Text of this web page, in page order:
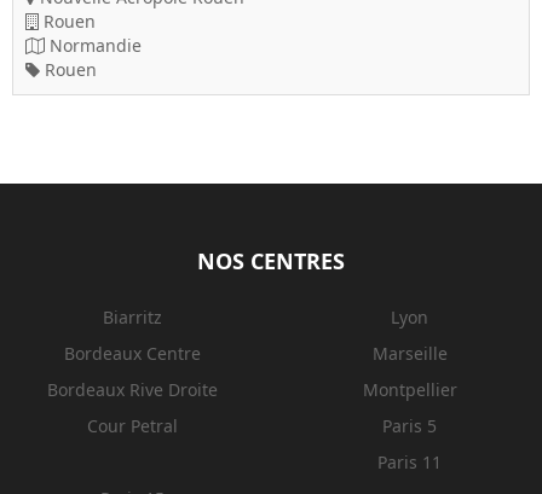
Rouen
Normandie
Rouen
NOS CENTRES
Biarritz
Bordeaux Centre
Bordeaux Rive Droite
Cour Petral
Lyon
Marseille
Montpellier
Paris 5
Paris 11